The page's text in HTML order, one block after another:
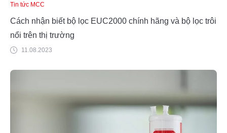
Tin tức MCC
Cách nhận biết bộ lọc EUC2000 chính hãng và bộ lọc trôi
nổi trên thị trường
11.08.2023